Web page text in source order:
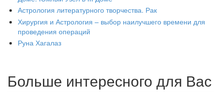
Астрология литературного творчества. Рак
Хирургия и Астрология – выбор наилучшего времени для
проведения операций
Руна Хагалаз
Больше интересного для Вас